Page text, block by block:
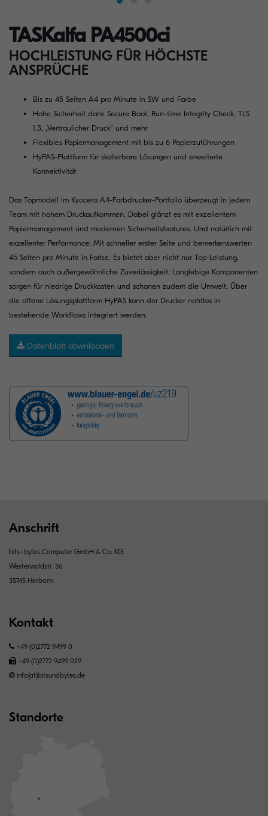
TASKalfa PA4500ci
HOCHLEISTUNG FÜR HÖCHSTE
ANSPRÜCHE
Bis zu 45 Seiten A4 pro Minute in SW und Farbe
Hohe Sicherheit dank Secure Boot, Run-time Integrity Check, TLS
1.3, „Vertraulicher Druck“ und mehr
Flexibles Papiermanagement mit bis zu 6 Papierzuführungen
HyPAS-Plattform für skalierbare Lösungen und erweiterte
Konnektivität
Das Topmodell im Kyocera A4-Farbdrucker-Portfolio überzeugt in jedem
Team mit hohem Druckaufkommen. Dabei glänzt es mit exzellentem
Papiermanagement und modernen Sicherheitsfeatures. Und natürlich mit
exzellenter Performance: Mit schneller erster Seite und bemerkenswerten
45 Seiten pro Minute in Farbe. Es bietet aber nicht nur Top-Leistung,
sondern auch außergewöhnliche Zuverlässigkeit. Langlebige Komponenten
sorgen für niedrige Druckkosten und schonen zudem die Umwelt. Über
die offene Lösungsplattform HyPAS kann der Drucker nahtlos in
bestehende Workflows integriert werden.
Datenblatt downloaden
Anschrift
bits+bytes Computer GmbH & Co. KG
Westerwaldstr. 36
35745 Herborn
Kontakt
+49 (0)2772 9499 0
+49 (0)2772 9499 0​​​​​​29
info(at)bitsundbytes.de
Standorte